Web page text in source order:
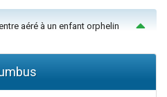
aéré à un enfant orphelin